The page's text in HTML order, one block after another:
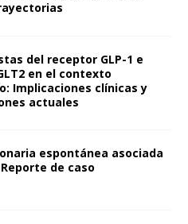
del receptor GLP-1 e
en el contexto
Implicaciones clínicas y
actuales
espontánea asociada
de caso